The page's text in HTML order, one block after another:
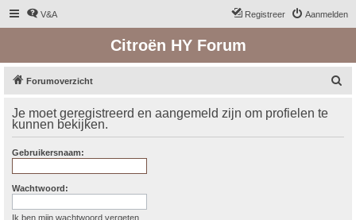
V&A Aanmelden
Registreer
Citroën HY Forum
Forumoverzicht
k
Je moet geregistreerd en aangemeld zijn om profielen te
kunnen bekijken.
Gebruikersnaam:
Wachtwoord:
Ik ben mijn wachtwoord vergeten